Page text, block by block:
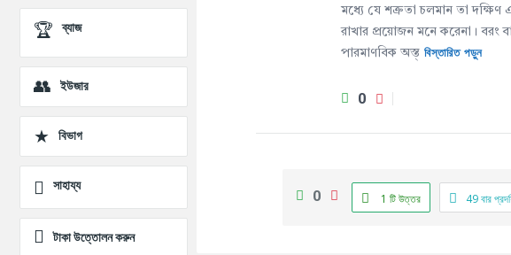
মধ্যে যে শত্রুতা চলমান তা
রাখার প্রয়োজন মনে করেনা। বরং
পারমাণবিক অস্ত্ বিস্তারিত পড়ুন
0
0 1 টি উত্তর 49বার
ব্যাজ
ইউজার
বিভাগ
সাহায্য
টাকা উত্তোলন করুন